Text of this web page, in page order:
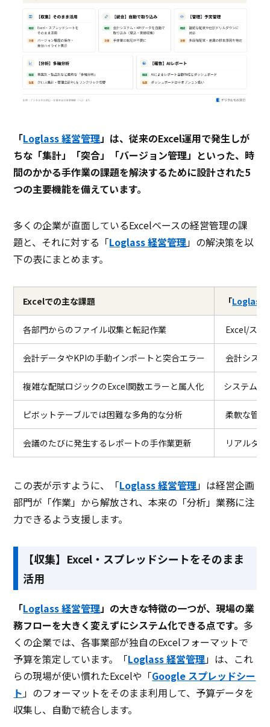
「Loglass 経営管理」は、従来のExcel運用で発生しが
ちな「集計」「突合」「バージョン管理」といった、時
間のかかる手作業の課題を解決するために設計された5
つの主要機能を備えています。
多くの企業が直面しているExcelベースの経営管理の課
題と、それに対する「Loglass 経営管理」の解決策を以
下の表にまとめます。
Excelでの主な課題 「Loglass
各部門からのファイル収集と転記作業 Excel/スプ
会計データやKPIの手動インポートと突合エラー 会計シス
複雑な配賦ロジックのExcel関数エラーと属人化 システム化
ピボットテーブルでは困難な多角的な分析 柔軟な管
会議のたびに発生するレポートの手作業更新 リアルタ
この表が示すように、「Loglass 経営管理」は経営企画
部門が「作業」から解放され、本来の「分析」業務に注
力できるよう支援します。
【収集】Excel・スプレッドシートをそのまま
活用
「Loglass 経営管理」の大きな特徴の一つが、現場の業
務フローを大きく変えずにシステム化できる点です。 多
くの企業では、各事業部が独自のExcelフォーマットで
予算を策定しています。「Loglass 経営管理」は、これ
らの現場が使い慣れたExcelや「Google スプレッドシー
ト」のフォーマットをそのまま利用して、予算データを
収集し、自動で統合します。